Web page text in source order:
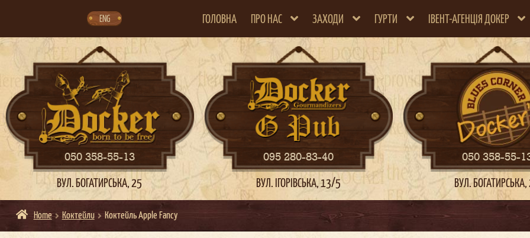
ENG ГОЛОВНА ПРО НАС ЗАХОДИ ГУРТИ ІВЕНТ-АГЕНЦІЯ ДОКЕР
050 358-55-13
ВУЛ. БОГАТИРСЬКА, 25
095 280-83-40
ВУЛ. ІГОРІВСЬКА, 13/5
050 358-55-
ВУЛ. БОГАТИРСЬКА,
Home Коктейли Коктейль Apple Fancy